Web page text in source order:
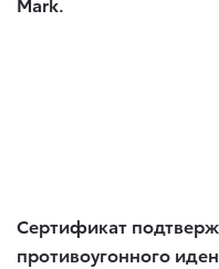
Сертификат
противоугонного